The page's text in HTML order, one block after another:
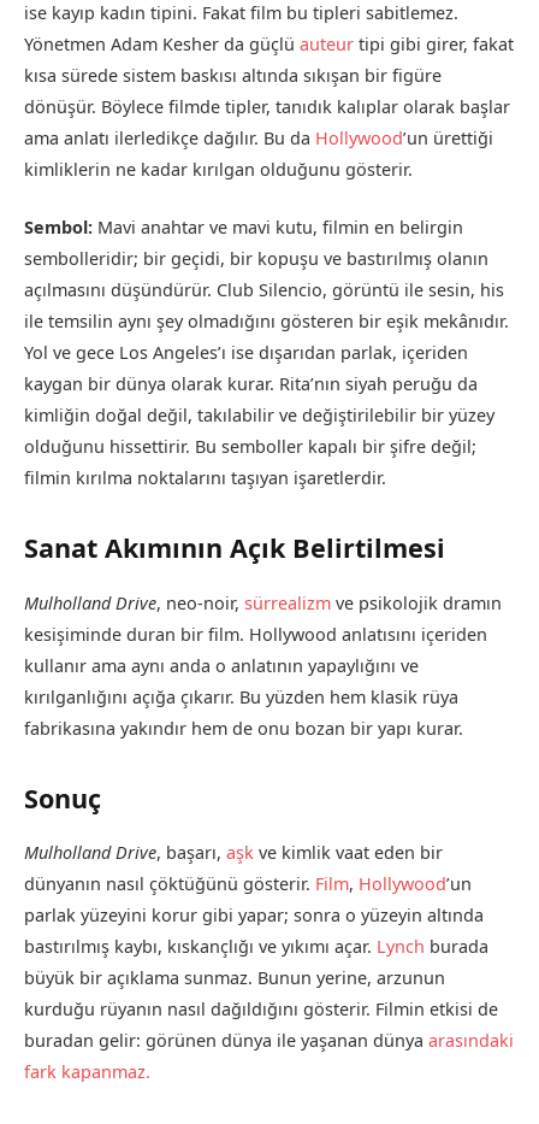
ise kayıp kadın tipini. Fakat film bu tipleri sabitlemez.
Yönetmen Adam Kesher da güçlü auteur tipi gibi girer, fakat
kısa sürede sistem baskısı altında sıkışan bir figüre
dönüşür. Böylece filmde tipler, tanıdık kalıplar olarak başlar
ama anlatı ilerledikçe dağılır. Bu da Hollywood’un ürettiği
kimliklerin ne kadar kırılgan olduğunu gösterir.
Sembol: Mavi anahtar ve mavi kutu, filmin en belirgin
sembolleridir; bir geçidi, bir kopuşu ve bastırılmış olanın
açılmasını düşündürür. Club Silencio, görüntü ile sesin, his
ile temsilin aynı şey olmadığını gösteren bir eşik mekânıdır.
Yol ve gece Los Angeles’ı ise dışarıdan parlak, içeriden
kaygan bir dünya olarak kurar. Rita’nın siyah peruğu da
kimliğin doğal değil, takılabilir ve değiştirilebilir bir yüzey
olduğunu hissettirir. Bu semboller kapalı bir şifre değil;
filmin kırılma noktalarını taşıyan işaretlerdir.
Sanat Akımının Açık Belirtilmesi
Mulholland Drive, neo-noir, sürrealizm ve psikolojik dramın
kesişiminde duran bir film. Hollywood anlatısını içeriden
kullanır ama aynı anda o anlatının yapaylığını ve
kırılganlığını açığa çıkarır. Bu yüzden hem klasik rüya
fabrikasına yakındır hem de onu bozan bir yapı kurar.
Sonuç
Mulholland Drive, başarı, aşk ve kimlik vaat eden bir
dünyanın nasıl çöktüğünü gösterir. Film, Hollywood’un
parlak yüzeyini korur gibi yapar; sonra o yüzeyin altında
bastırılmış kaybı, kıskançlığı ve yıkımı açar. Lynch burada
büyük bir açıklama sunmaz. Bunun yerine, arzunun
kurduğu rüyanın nasıl dağıldığını gösterir. Filmin etkisi de
buradan gelir: görünen dünya ile yaşanan dünya arasındaki
fark kapanmaz.